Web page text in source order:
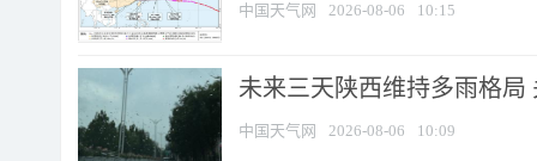
中国天气网 2026-08-06 10:15
未来三天陕西维持多雨格局
中国天气网 2026-08-06 10:09